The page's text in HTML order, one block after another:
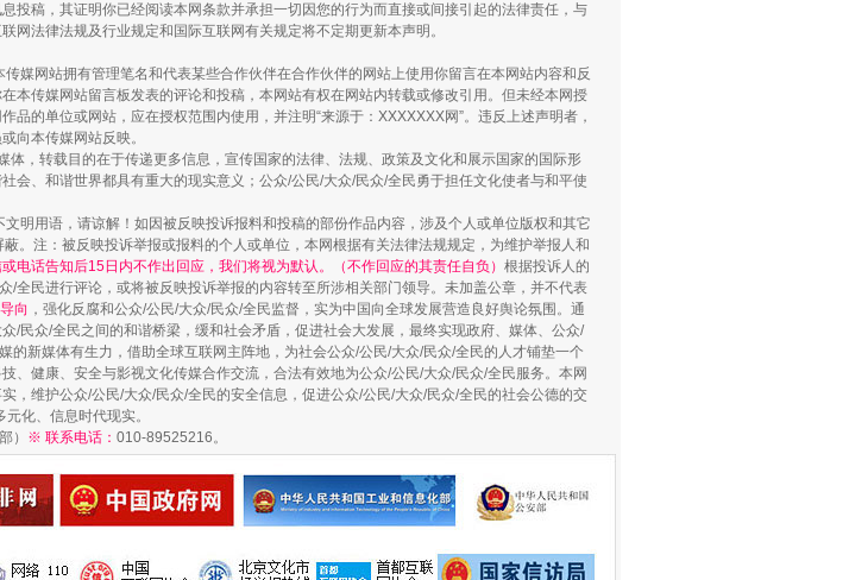
一线检察官
“谁都不怕”的他落马了
知识还要"留白" 用生命托举生命
投稿，其证明你已经阅读本网条款并承担一切因您的行为而直接或间接引起的法律责任，与
网法律法规及行业规定和国际互联网有关规定将不定期更新本声明。
媒网站拥有管理笔名和代表某些合作伙伴在合作伙伴的网站上使用你留言在本网站内容和反
本传媒网站留言板发表的评论和投稿，本网站有权在网站内转载或修改引用。但未经本网授
的单位或网站，应在授权范围内使用，并注明“来源于：XXXXXXX网”。违反上述声明者，
向本传媒网站反映。
体，转载目的在于传递更多信息，宣传国家的法律、法规、政策及文化和展示国家的国际形
会、和谐世界都具有重大的现实意义；公众/公民/大众/民众/全民勇于担任文化使者与和平使
明用语，请谅解！如因被反映投诉报料和投稿的部份作品内容，涉及个人或单位版权和其它
。注：被反映投诉举报或报料的个人或单位，本网根据有关法律法规规定，为维护举报人和
电话告知后15日内不作出回应，我们将视为默认。（不作回应的其责任自负） 根据投诉人的
全民进行评论，或将被反映投诉举报的内容转至所涉相关部门领导。未加盖公章，并不代表
向 ，强化反腐和公众/公民/大众/民众/全民监督，实为中国向全球发展营造良好舆论氛围。通
/民众/全民之间的和谐桥梁，缓和社会矛盾，促进社会大发展，最终实现政府、媒体、公众/
新媒体有生力，借助全球互联网主阵地，为社会公众/公民/大众/民众/全民的人才铺垫一个
、健康、安全与影视文化传媒合作交流，合法有效地为公众/公民/大众/民众/全民服务。本网
，维护公众/公民/大众/民众/全民的安全信息，促进公众/公民/大众/民众/全民的社会公德的交
化、信息时代现实。
） ※ 联系电话： 010-89525216。